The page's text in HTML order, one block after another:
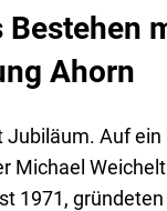
Ahorn
Auf
Michael
1971,